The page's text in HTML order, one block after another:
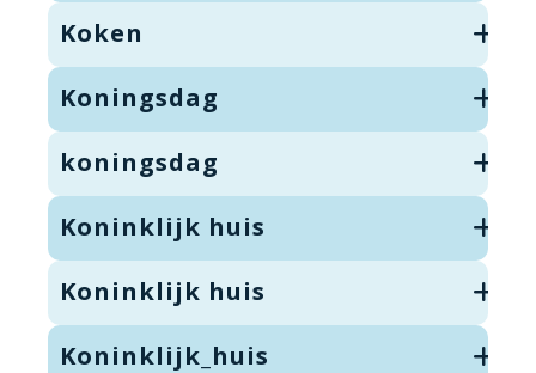
Koken
Koningsdag
koningsdag
Koninklijk huis
Koninklijk huis
Koninklijk_huis